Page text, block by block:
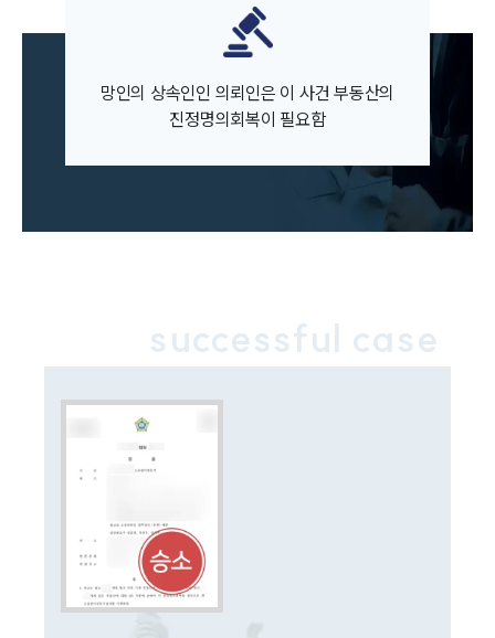
고객후기
업무분야
민사그룹 업무
구성원 소개
소식/자료
언론보도
대륜법률상담예약
망인의 상속인인 의뢰인은 이 사건 부동산의
진정명의회복이 필요함
successful case